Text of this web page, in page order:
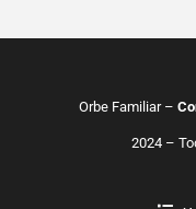
Orbe Familiar –
2024 –